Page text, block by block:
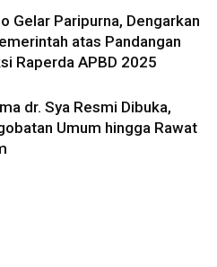
Gelar Paripurna, Dengarkan
atas Pandangan
Raperda APBD 2025
dr. Sya Resmi Dibuka,
Umum hingga Rawat